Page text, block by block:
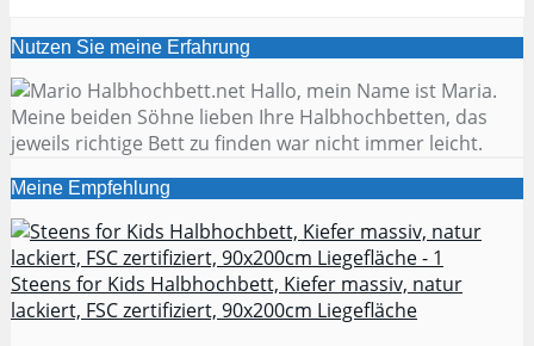
Nutzen Sie meine Erfahrung
Hallo, mein Name ist Maria.
Meine beiden Söhne lieben Ihre Halbhochbetten, das
jeweils richtige Bett zu finden war nicht immer leicht.
Meine Empfehlung
Steens for Kids Halbhochbett, Kiefer massiv, natur
lackiert, FSC zertifiziert, 90x200cm Liegefläche